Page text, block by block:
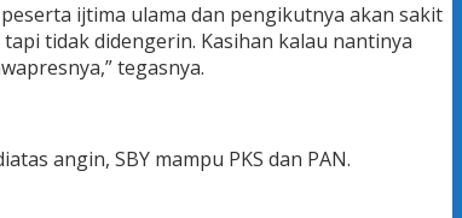
ijtima ulama dan pengikutnya akan sakit
tidak didengerin. Kasihan kalau nantinya
tegasnya.
angin, SBY mampu PKS dan PAN.